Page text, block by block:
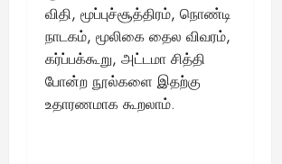
விதி, மூப்புச்சூத்திரம், நொண்டி
நாடகம், மூலிகை தைல விவரம்,
கர்ப்பக்கூறு, அட்டமா சித்தி
போன்ற நூல்களை இதற்கு
உதாரணமாக கூறலாம்.